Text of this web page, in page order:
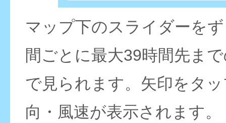
マップ下のスライダーを
間ごとに最大39時間先ま
で見られます。矢印をタ
向・風速が表示されます。